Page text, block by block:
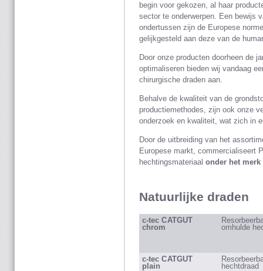
begin voor gekozen, al haar
sector te onderwerpen. Een bewijs
ondertussen zijn de Europese
gelijkgesteld aan deze van de
Door onze producten doorheen de
optimaliseren bieden wij vandaag
chirurgische draden aan.
Behalve de kwaliteit van de
productiemethodes, zijn ook onze
onderzoek en kwaliteit, wat zich in
Door de uitbreiding van het
Europese markt, commercialiseert
hechtingsmateriaal onder het merk
Natuurlijke draden
c-tec CATGUT
chrom
omhulde
c-tec CATGUT
plain
hechtdraad